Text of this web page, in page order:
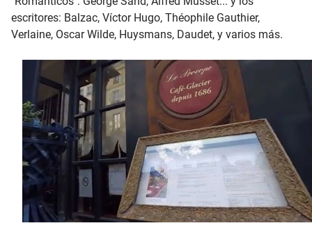
escritores: Balzac, Víctor Hugo, Théophile Gauthier,
Verlaine, Oscar Wilde, Huysmans, Daudet, y varios más.